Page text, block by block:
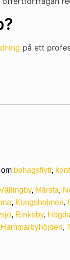
på ett
bohagsflytt,
, Märsta,
, Kungsholmen,
, Rinkeby,
Hammarbyhöjden,